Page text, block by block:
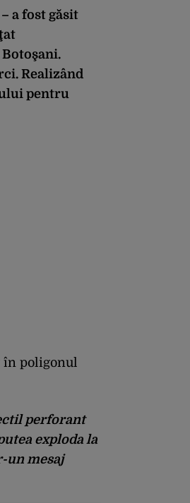
a fost găsit
Realizând
pentru
în poligonul
perforant
exploda la
un mesaj